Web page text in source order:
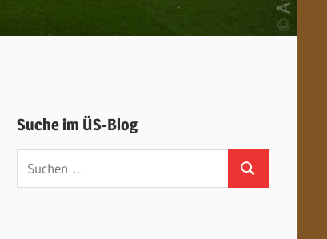
Suche im ÜS-Blog
Suchen
nach:
Suchen